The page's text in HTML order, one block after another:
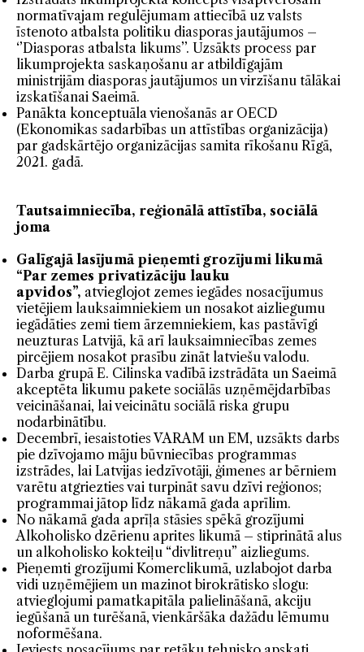
normatīvajam regulējumam attiecībā uz valsts
īstenoto atbalsta politiku diasporas jautājumos –
‘’Diasporas atbalsta likums’’. Uzsākts process par
likumprojekta saskaņošanu ar atbildīgajām
ministrijām diasporas jautājumos un virzīšanu tālākai
izskatīšanai Saeimā.
Panākta konceptuāla vienošanās ar OECD
(Ekonomikas sadarbības un attīstības organizācija)
par gadskārtējo organizācijas samita rīkošanu Rīgā,
2021. gadā.
Tautsaimniecība, reģionālā attīstība, sociālā
joma
Galīgajā lasījumā pieņemti grozījumi likumā
“Par zemes privatizāciju lauku
apvidos”, atvieglojot zemes iegādes nosacījumus
vietējiem lauksaimniekiem un nosakot aizliegumu
iegādāties zemi tiem ārzemniekiem, kas pastāvīgi
neuzturas Latvijā, kā arī lauksaimniecības zemes
pircējiem nosakot prasību zināt latviešu valodu.
Darba grupā E. Cilinska vadībā izstrādāta un Saeimā
akceptēta likumu pakete sociālās uzņēmējdarbības
veicināšanai, lai veicinātu sociālā riska grupu
nodarbinātību.
Decembrī, iesaistoties VARAM un EM, uzsākts darbs
pie dzīvojamo māju būvniecības programmas
izstrādes, lai Latvijas iedzīvotāji, ģimenes ar bērniem
varētu atgriezties vai turpināt savu dzīvi reģionos;
programmai jātop līdz nākamā gada aprīlim.
No nākamā gada aprīļa stāsies spēkā grozījumi
Alkoholisko dzērienu aprites likumā – stiprinātā alus
un alkoholisko kokteiļu “divlitreņu” aizliegums.
Pieņemti grozījumi Komerclikumā, uzlabojot darba
vidi uzņēmējiem un mazinot birokrātisko slogu:
atvieglojumi pamatkapitāla palielināšanā, akciju
iegūšanā un turēšanā, vienkāršāka dažādu lēmumu
noformēšana.